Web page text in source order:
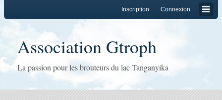
Connexion
Inscription
Association Gtroph
La passion pour les brouteurs du lac Tanganyika